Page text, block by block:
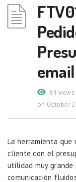
email
84 views
on October
La herramienta que
cliente con el
utilidad muy
comunicación